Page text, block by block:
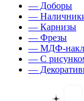
— Доборы
—
— Карнизы
— Фрезы
— МДФ-
— С
—